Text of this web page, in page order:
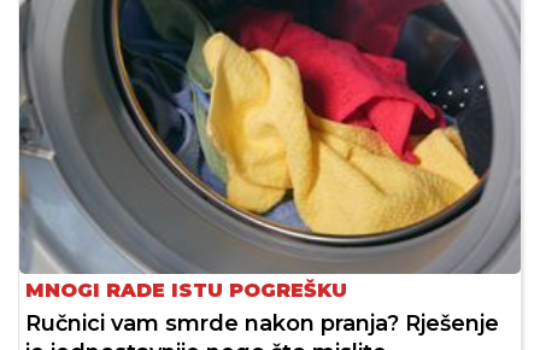
MNOGI RADE ISTU POGREŠKU
Ručnici vam smrde nakon pranja? Rješenje